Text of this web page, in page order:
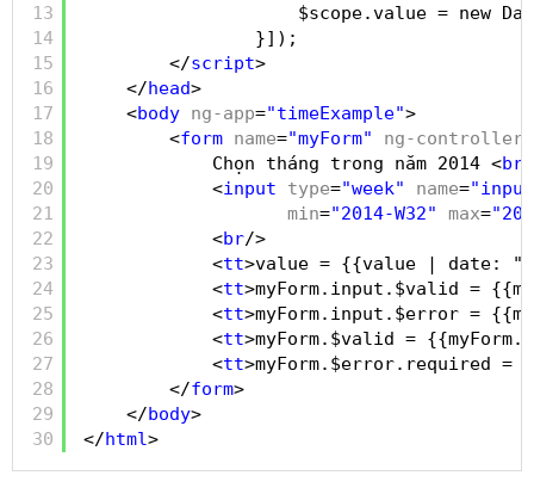
13
14
15
16
17
18
19
20
21
22
23
24
25
26
27
28
29
30
$scope.value = new
}]);
</script>
</head>
<body ng-app="timeExample">
<form name="myForm" ng-controller
Chọn tháng trong năm 2014 <br
<input type="week" name=
min="2014-W32" max=
<br/>
<tt>value = {{value | date:
<tt>myForm.input.$valid =
<tt>myForm.input.$error =
<tt>myForm.$valid =
<tt>myForm.$error.required
</form>
</body>
</html>